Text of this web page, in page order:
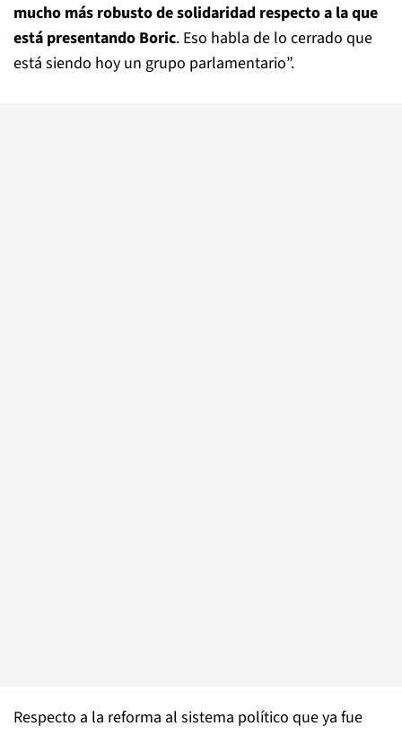
mucho más robusto de solidaridad respecto a la que
está presentando Boric. Eso habla de lo cerrado que
está siendo hoy un grupo parlamentario”.
Respecto a la reforma al sistema político que ya fue